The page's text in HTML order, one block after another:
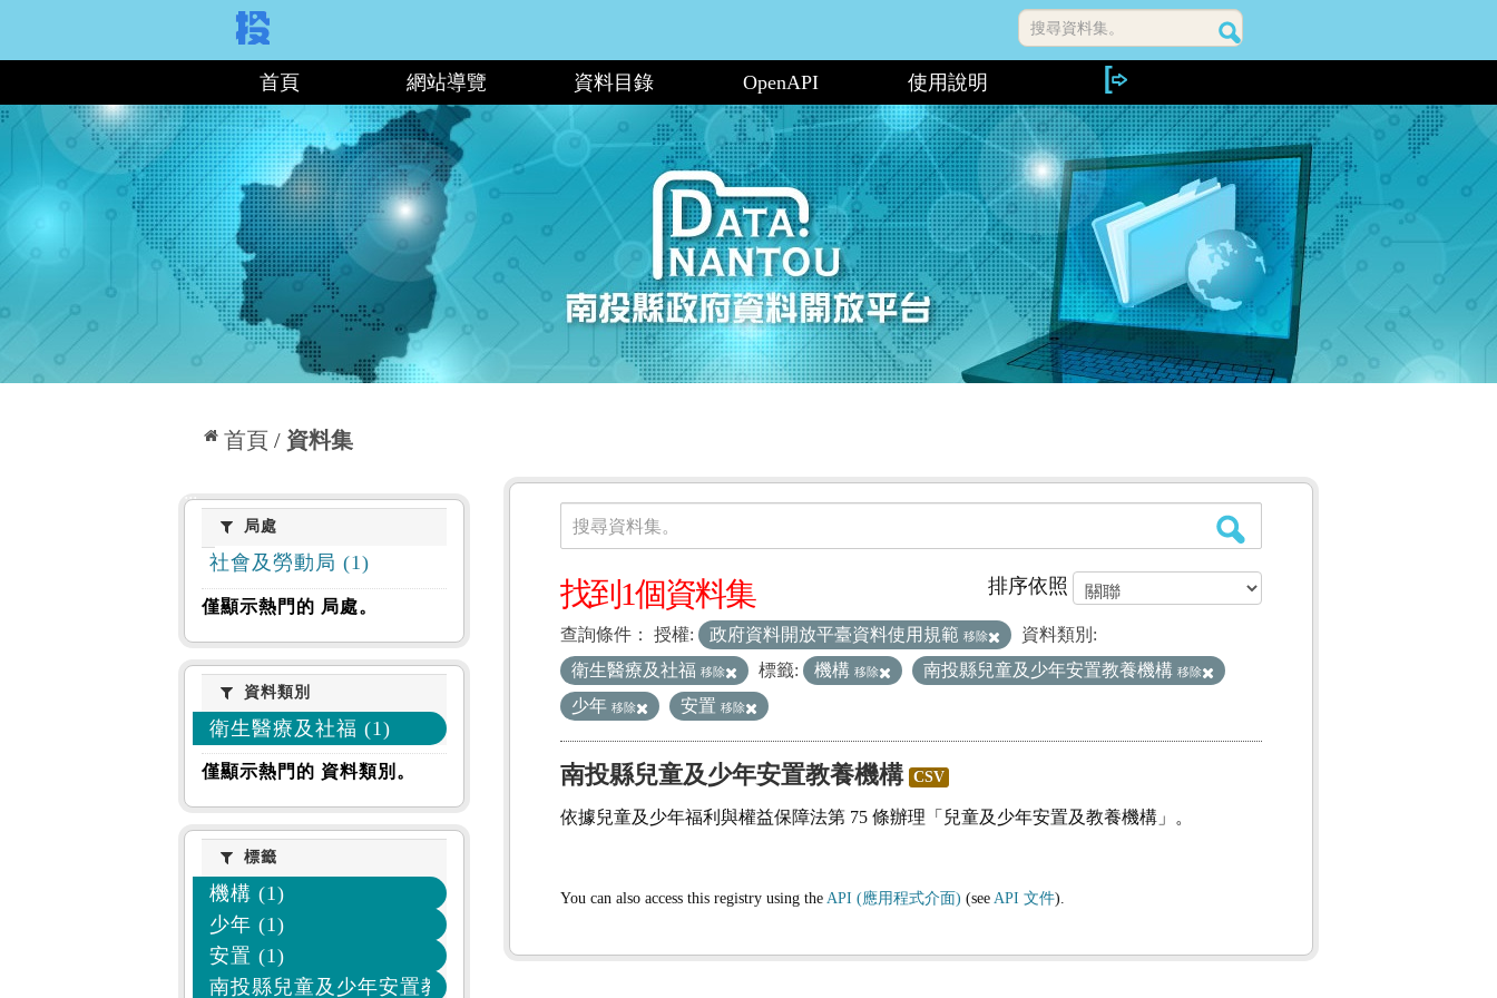
搜尋資料集。
首頁 網站導覽 資料目錄 OpenAPI 使用說明
首頁 資料集
局處局處
社會及勞動局 (1)
僅顯示熱門的 局處。
資料類別
資料類別
衛生醫療及社福 (1)
僅顯示熱門的 資料類別。
標籤標籤
機構 (1)
少年 (1)
安置 (1)
南投縣兒童及少年安置教養機構 (1)
資料集
搜尋資料集。
排序依照
找到1個資料集
查詢條件： 授權: 政府資料開放平臺資料使用規範 移除
資料類別:
衛生醫療及社福 移除 標籤: 機構 移除 南投縣兒童及少年安置教養機構 移除
少年 移除 安置 移除
南投縣兒童及少年安置教養機構 CSV
依據兒童及少年福利與權益保障法第 75 條辦理「兒童及少年安置及教養機構」。
You can also access this registry using the API (應用程式介面) (see API 文件).